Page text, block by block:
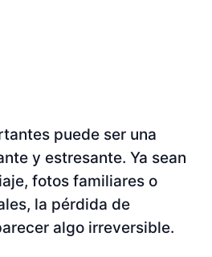
puede ser una
y estresante. Ya sean
fotos familiares o
la pérdida de
algo irreversible.